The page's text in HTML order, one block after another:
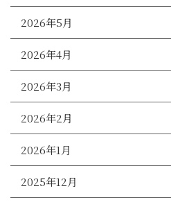
2026年5月
2026年4月
2026年3月
2026年2月
2026年1月
2025年12月